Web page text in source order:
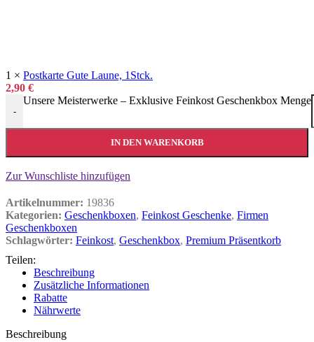
1 × Postkarte Gute Laune, 1Stck.
2,90 €
-
Unsere Meisterwerke – Exklusive Feinkost Geschenkbox Menge
IN DEN WARENKORB
Zur Wunschliste hinzufügen
Artikelnummer: 19836
Kategorien: Geschenkboxen, Feinkost Geschenke, Firmen
Geschenkboxen
Schlagwörter: Feinkost, Geschenkbox, Premium Präsentkorb
Teilen:
Beschreibung
Zusätzliche Informationen
Rabatte
Nährwerte
Beschreibung